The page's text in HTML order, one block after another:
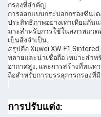
กรองที่สําคัญ.
การออกแบบกระบอกกรองซีนเ
ประสิทธิภาพอย่างเท่าเทียมกัน
มาะสําหรับการใช้ในสภาพแว
เป็นสิ่งจําเป็น.
สรุปคือ Xuwei XW-F1
หลายและน่าเชื่อถือ เหมาะสํา
อากาศสูง, และการสร้างที่ทนท
ถือสําหรับการบรรลุการกรองที่
การปรับแต่ง: